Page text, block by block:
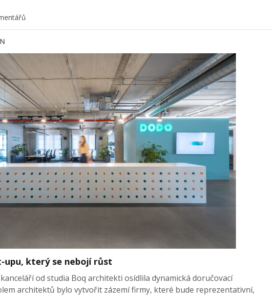
který se nebojí růst
od studia Boq architekti osídlila dynamická doručovací
architektů bylo vytvořit zázemí firmy, které bude reprezentativní,